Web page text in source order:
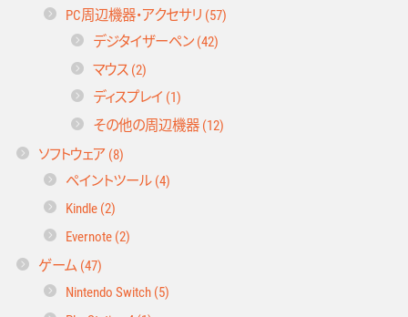
PC周辺機器・アクセサリ (57)
デジタイザーペン (42)
マウス (2)
ディスプレイ (1)
その他の周辺機器 (12)
ソフトウェア (8)
ペイントツール (4)
Kindle (2)
Evernote (2)
ゲーム (47)
Nintendo Switch (5)